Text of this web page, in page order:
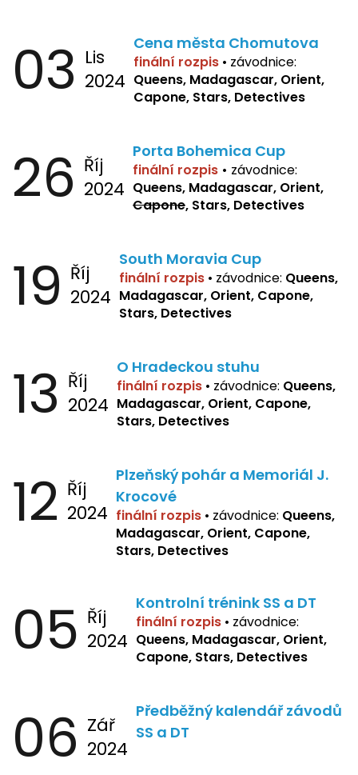
03 Lis
2024
Cena města Chomutova
finální rozpis • závodnice:
Queens, Madagascar, Orient,
Capone, Stars, Detectives
26 Říj
2024
Porta Bohemica Cup
finální rozpis • závodnice:
Queens, Madagascar, Orient,
Capone, Stars, Detectives
19 Říj
2024
South Moravia Cup
finální rozpis • závodnice: Queens,
Madagascar, Orient, Capone,
Stars, Detectives
13 Říj
2024
O Hradeckou stuhu
finální rozpis • závodnice: Queens,
Madagascar, Orient, Capone,
Stars, Detectives
12 Říj
2024
Plzeňský pohár a Memoriál J.
Krocové
finální rozpis • závodnice: Queens,
Madagascar, Orient, Capone,
Stars, Detectives
05 Říj
2024
Kontrolní trénink SS a DT
finální rozpis • závodnice:
Queens, Madagascar, Orient,
Capone, Stars, Detectives
06 Zář
2024
Předběžný kalendář závodů
SS a DT